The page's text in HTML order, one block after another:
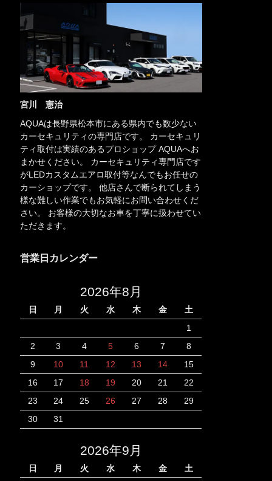
宮川 憲治
AQUAは長野県松本市にある県内でも数少ない
カーセキュリティの専門店です。 カーセキュリ
ティ取付は実績のあるプロショップ AQUAへお
まかせください。 カーセキュリティ専門店です
がLEDカスタムエアロ取付等なんでもお任せの
カーショップです。 他店さんで断られてしまう
様な難しい作業でもお気軽にお問い合わせくだ
さい。 お客様の大切なお車を丁寧に扱わせてい
ただきます。
営業日カレンダー
2026年8月
日 月 火 水 木 金
土
1
2
3 4 5 6 7
8
9
10 11 12 13 14
15
16
17 18 19 20 21
22
23
24 25 26 27 28
29
30
31
2026年9月
日 月 火 水 木 金
土